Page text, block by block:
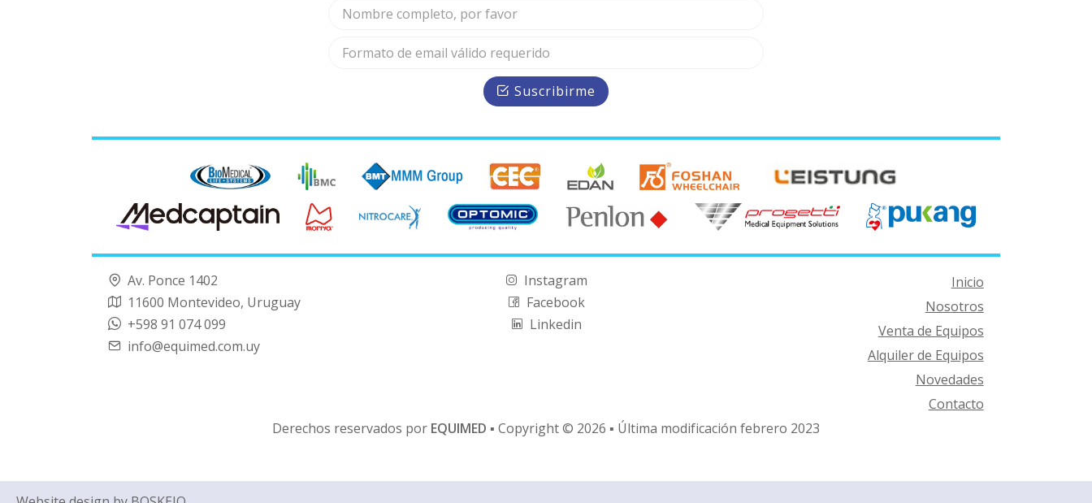
Suscribirme
Av. Ponce 1402
11600 Montevideo, Uruguay
+598 91 074 099
info@equimed.com.uy
Instagram
Facebook
Linkedin
Inicio
Nosotros
Venta de Equipos
Alquiler de Equipos
Novedades
Contacto
Derechos reservados por EQUIMED ▪ Copyright © 2026 ▪ Última modificación febrero 2023